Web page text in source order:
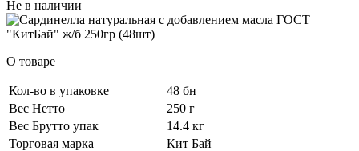
Не в наличии
О товаре
Кол-во в упаковке
48 бн
Вес Нетто
250 г
Вес Брутто упак
14.4 кг
Торговая марка
Кит Бай